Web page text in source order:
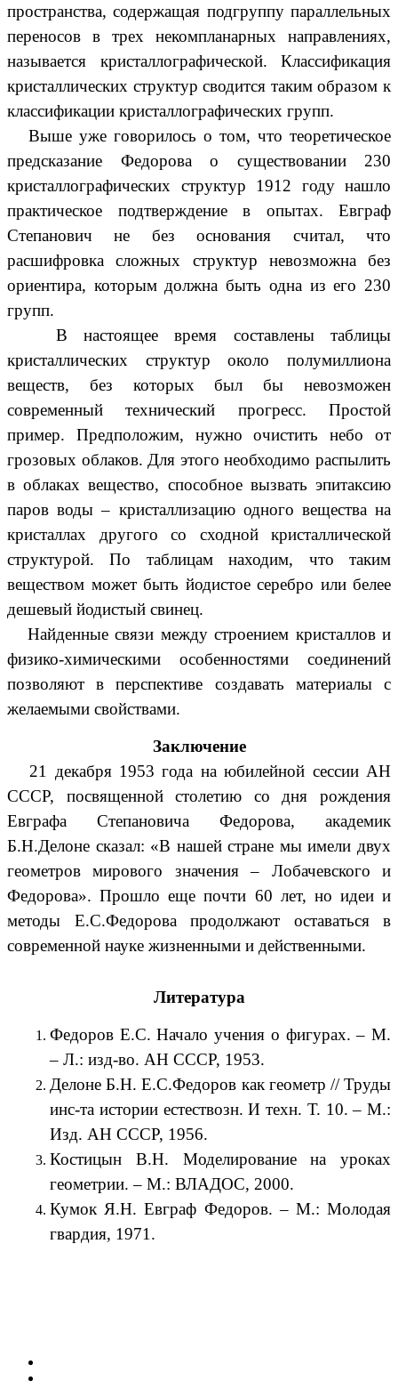
пространства, содержащая подгруппу параллельных
переносов в трех некомпланарных направлениях,
называется кристаллографической. Классификация
кристаллических структур сводится таким образом к
классификации кристаллографических групп.
Выше уже говорилось о том, что теоретическое
предсказание Федорова о существовании 230
кристаллографических структур 1912 году нашло
практическое подтверждение в опытах. Евграф
Степанович не без основания считал, что
расшифровка сложных структур невозможна без
ориентира, которым должна быть одна из его 230
групп.
В настоящее время составлены таблицы
кристаллических структур около полумиллиона
веществ, без которых был бы невозможен
современный технический прогресс. Простой
пример. Предположим, нужно очистить небо от
грозовых облаков. Для этого необходимо распылить
в облаках вещество, способное вызвать эпитаксию
паров воды – кристаллизацию одного вещества на
кристаллах другого со сходной кристаллической
структурой. По таблицам находим, что таким
веществом может быть йодистое серебро или белее
дешевый йодистый свинец.
Найденные связи между строением кристаллов и
физико-химическими особенностями соединений
позволяют в перспективе создавать материалы с
желаемыми свойствами.
Заключение
21 декабря 1953 года на юбилейной сессии АН
СССР, посвященной столетию со дня рождения
Евграфа Степановича Федорова, академик
Б.Н.Делоне сказал: «В нашей стране мы имели двух
геометров мирового значения – Лобачевского и
Федорова». Прошло еще почти 60 лет, но идеи и
методы Е.С.Федорова продолжают оставаться в
современной науке жизненными и действенными.
Литература
Федоров Е.С. Начало учения о фигурах. – М.
– Л.: изд-во. АН СССР, 1953.
Делоне Б.Н. Е.С.Федоров как геометр // Труды
инс-та истории естествозн. И техн. Т. 10. – М.:
Изд. АН СССР, 1956.
Костицын В.Н. Моделирование на уроках
геометрии. – М.: ВЛАДОС, 2000.
Кумок Я.Н. Евграф Федоров. – М.: Молодая
гвардия, 1971.